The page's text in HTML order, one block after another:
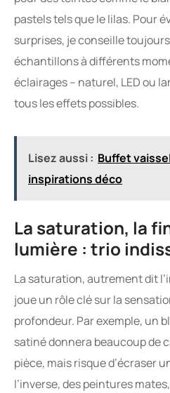
pastels tels que le lilas. Pour
surprises, je conseille
échantillons à différents
éclairages – naturel, LED ou
tous les effets possibles.
Lisez aussi : Buffet
inspirations déco
La saturation, la
lumière : trio
La saturation, autrement dit
joue un rôle clé sur la
profondeur. Par exemple, un
satiné donnera beaucoup de
pièce, mais risque d’écraser
l’inverse, des peintures